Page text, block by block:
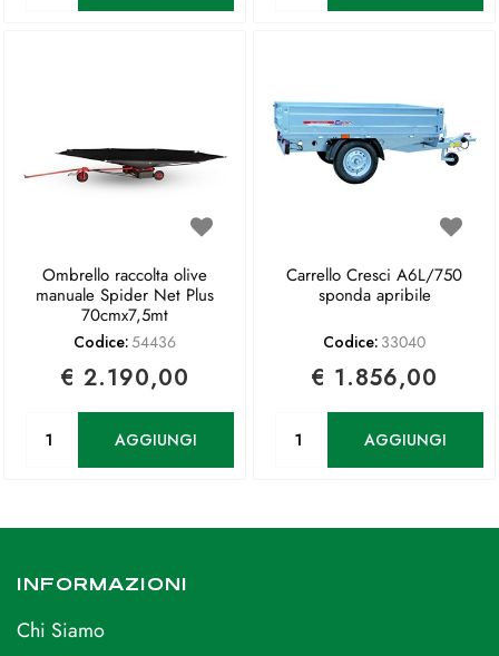
Ombrello raccolta olive
manuale Spider Net Plus
70cmx7,5mt
Codice:54436
€ 2.190,00
AGGIUNGI
Carrello Cresci A6L/750
sponda apribile
Codice: 33040
€ 1.856,00
AGGIUNGI
INFORMAZIONI
Chi Siamo